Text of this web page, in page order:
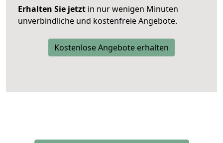
Erhalten Sie jetzt in nur wenigen Minuten
unverbindliche und kostenfreie Angebote.
Kostenlose Angebote erhalten